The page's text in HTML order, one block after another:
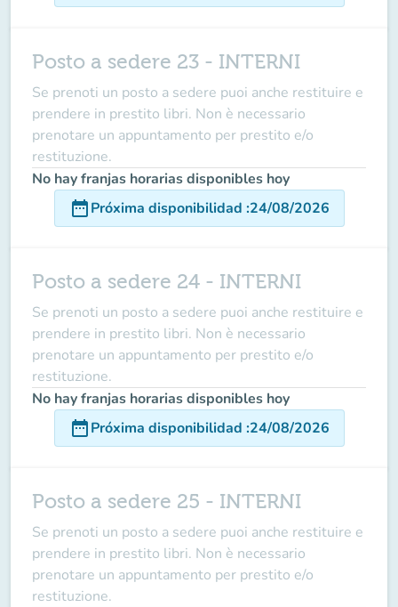
Posto a sedere 23 - INTERNI
Se prenoti un posto a sedere puoi anche restituire e
prendere in prestito libri. Non è necessario
prenotare un appuntamento per prestito e/o
restituzione.
No hay franjas horarias disponibles hoy
date_rangePróxima disponibilidad :24/08/2026
Posto a sedere 24 - INTERNI
Se prenoti un posto a sedere puoi anche restituire e
prendere in prestito libri. Non è necessario
prenotare un appuntamento per prestito e/o
restituzione.
No hay franjas horarias disponibles hoy
date_rangePróxima disponibilidad :24/08/2026
Posto a sedere 25 - INTERNI
Se prenoti un posto a sedere puoi anche restituire e
prendere in prestito libri. Non è necessario
prenotare un appuntamento per prestito e/o
restituzione.